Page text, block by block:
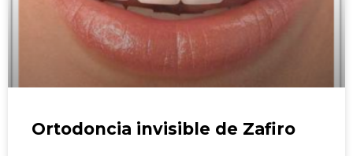
Ortodoncia invisible de Zafiro